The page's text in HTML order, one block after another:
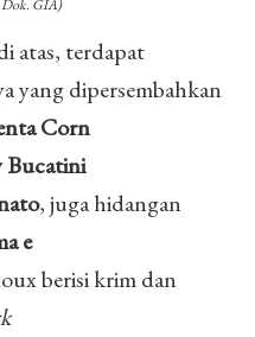
Dok. GIA)
atas, terdapat
yang dipersembahkan
Corn
Bucatini
, juga hidangan
e
berisi krim dan